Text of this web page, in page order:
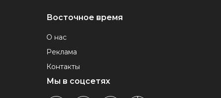
Восточное время
О нас
Реклама
Контакты
Мы в соцсетях